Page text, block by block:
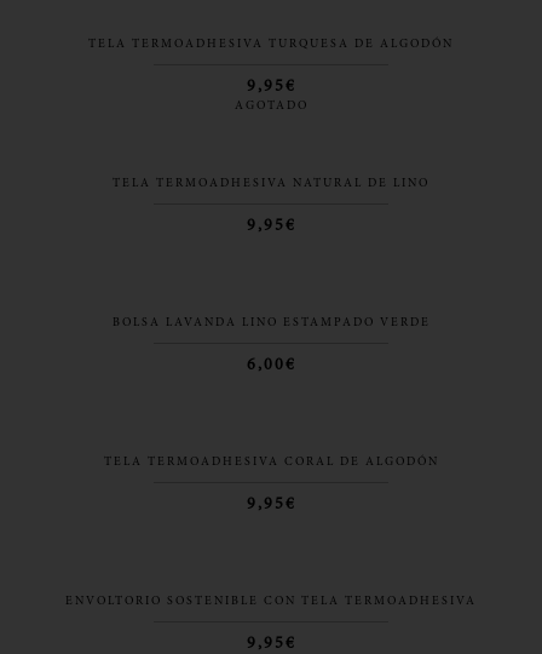
TELA TERMOADHESIVA TURQUESA DE ALGODÓN
9,95€
AGOTADO
TELA TERMOADHESIVA NATURAL DE LINO
9,95€
BOLSA LAVANDA LINO ESTAMPADO VERDE
6,00€
TELA TERMOADHESIVA CORAL DE ALGODÓN
9,95€
ENVOLTORIO SOSTENIBLE CON TELA TERMOADHESIVA
9,95€